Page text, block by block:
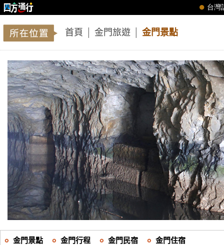
首頁 金門旅遊 金門景點
金門景點 金門行程 金門民宿 金門住宿